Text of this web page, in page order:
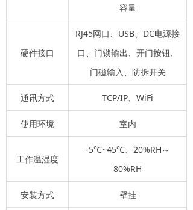
容量
硬件接口
RJ45网口、USB、DC电源接
口、门锁输出、开门按钮、
门磁输入、防拆开关
通讯方式 TCP/IP、WiFi
使用环境 室内
工作温湿度
-5℃~45℃、20%RH～
80%RH
安装方式 壁挂